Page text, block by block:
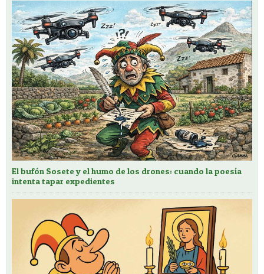
El bufón Sosete y el humo de los drones: cuando la poesía
intenta tapar expedientes